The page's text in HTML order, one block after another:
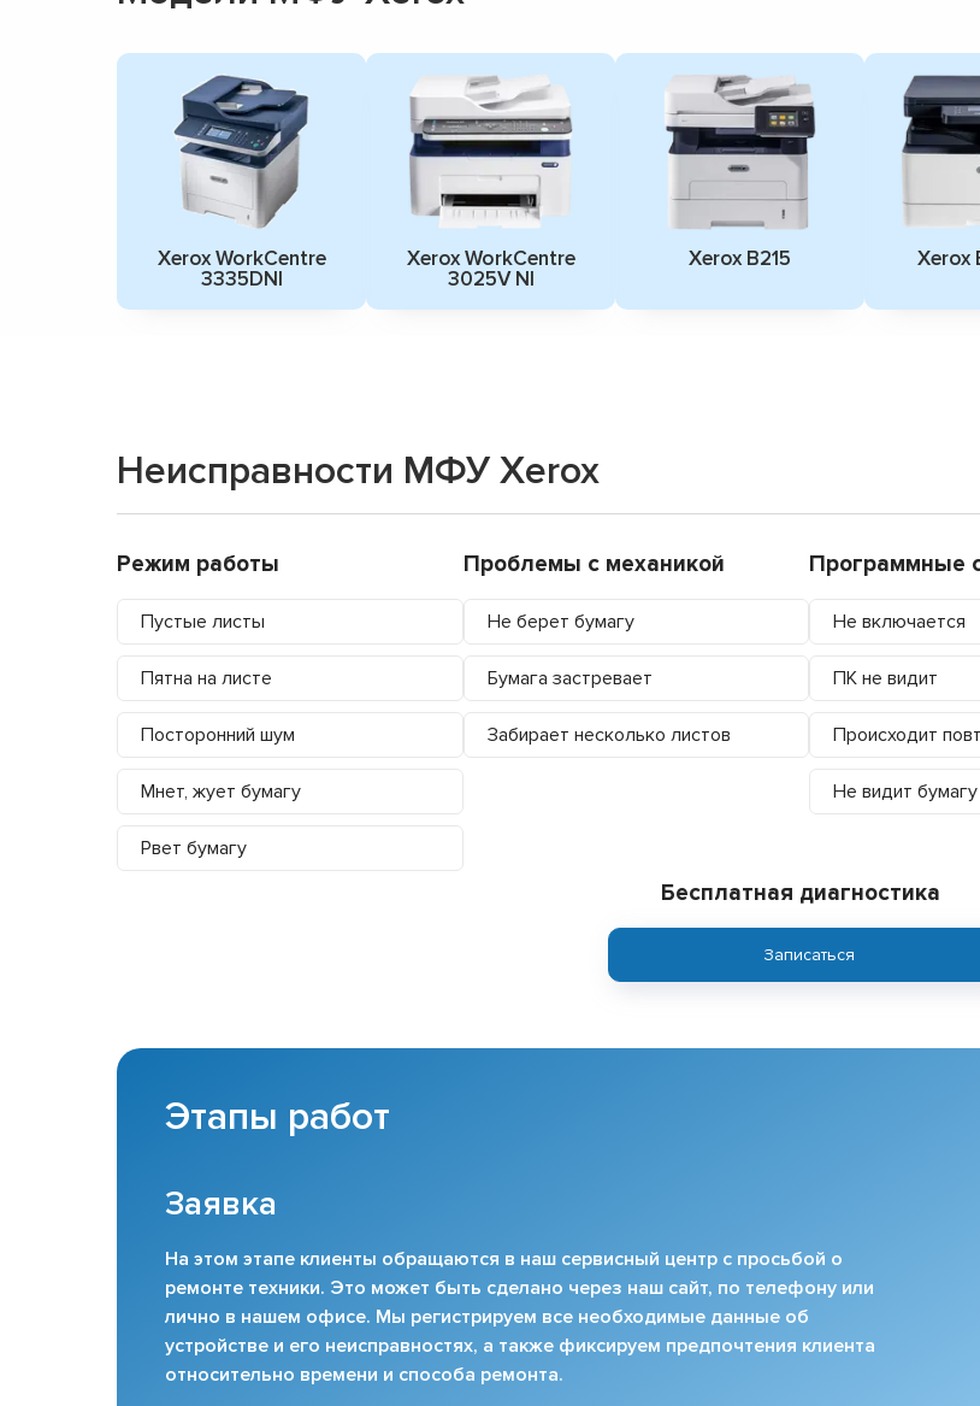
Xerox WorkCentre
3335DNI
Xerox WorkCentre
3025V NI
Xerox B215 Xerox
Неисправности МФУ Xerox
Режим работы
Пустые листы
Пятна на листе
Посторонний шум
Мнет, жует бумагу
Рвет бумагу
Проблемы с механикой
Не берет бумагу
Бумага застревает
Забирает несколько листов
Программные
Не включается
ПК не видит
Происходит
Не видит бумагу
Бесплатная диагностика
Записаться
Этапы работ
Заявка
На этом этапе клиенты обращаются в наш сервисный центр с просьбой о
ремонте техники. Это может быть сделано через наш сайт, по телефону или
лично в нашем офисе. Мы регистрируем все необходимые данные об
устройстве и его неисправностях, а также фиксируем предпочтения клиента
относительно времени и способа ремонта.